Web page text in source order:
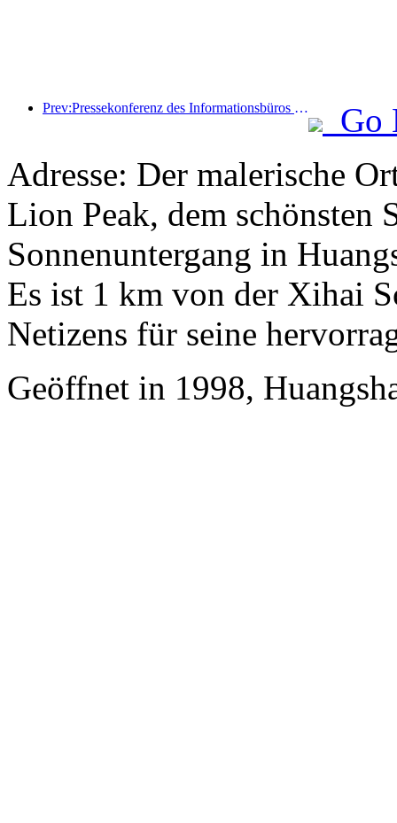
Prev:Pressekonferenz des Informationsbüros des Staatsrats: Die grenzüberschreitenden Reiseeinnahmen meines Landes stiegen im ersten Halbjahr dieses Jahres um 42 %
Go
Adresse: Der malerische
Lion Peak, dem schönsten
Sonnenuntergang in
Es ist 1 km von der Xihai
Netizens für seine
Geöffnet in 1998,